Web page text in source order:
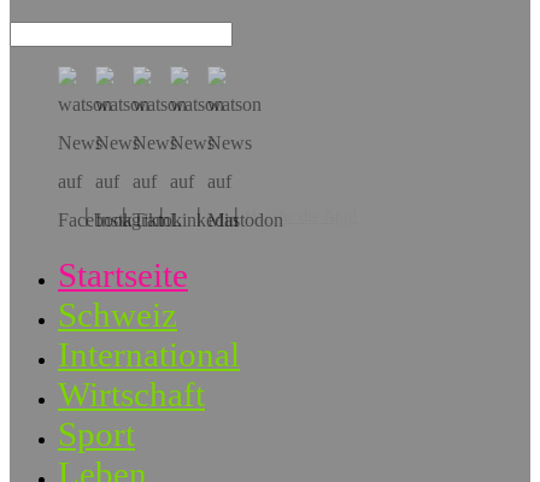
Hol dir die App!
Startseite
Schweiz
International
Wirtschaft
Sport
Leben